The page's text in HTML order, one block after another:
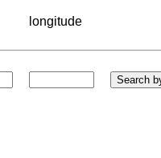
longitude